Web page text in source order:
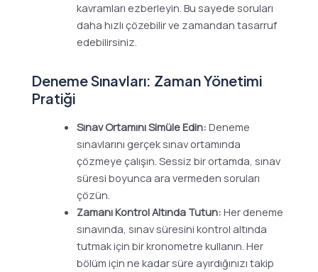
kavramları ezberleyin. Bu sayede soruları
daha hızlı çözebilir ve zamandan tasarruf
edebilirsiniz.
Deneme Sınavları: Zaman Yönetimi
Pratiği
Sınav Ortamını Simüle Edin: Deneme
sınavlarını gerçek sınav ortamında
çözmeye çalışın. Sessiz bir ortamda, sınav
süresi boyunca ara vermeden soruları
çözün.
Zamanı Kontrol Altında Tutun: Her deneme
sınavında, sınav süresini kontrol altında
tutmak için bir kronometre kullanın. Her
bölüm için ne kadar süre ayırdığınızı takip